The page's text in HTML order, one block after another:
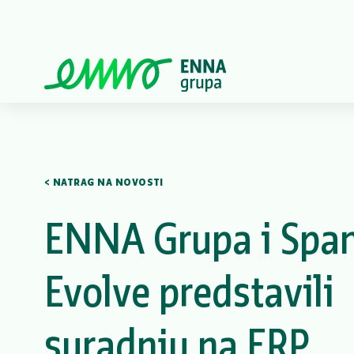
< NATRAG NA NOVOSTI
ENNA Grupa i
Evolve predstavili